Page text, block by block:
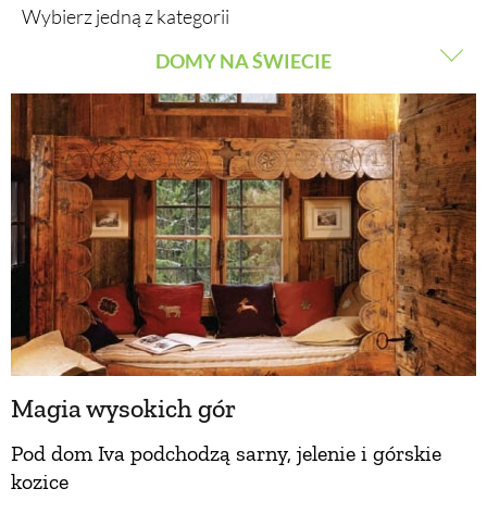
Wybierz jedną z kategorii
DOMY NA ŚWIECIE
DOMY W POLSCE
DOMY NA ŚWIECIE
URZĄDZAMY DOM
BUDUJEMY DOM
Magia wysokich gór
Pod dom Iva podchodzą sarny, jelenie i górskie
kozice
BUDUJEMY DOM
OGRÓD
WARZYWA I OWOCE
ROŚLINY OGRODOWE
PORADY
ZIELEŃ W DOMU